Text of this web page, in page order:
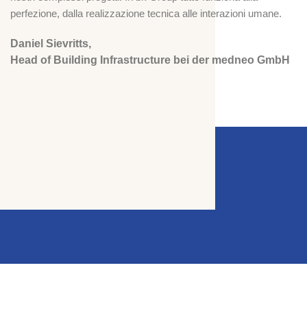
perfezione, dalla realizzazione tecnica alle interazioni umane.
Daniel Sievritts,
Head of Building Infrastructure bei der medneo GmbH